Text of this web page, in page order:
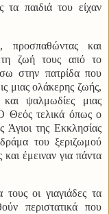
παιδιά του είχαν
προσπαθώντας και
τη ζωή τους από το
στην πατρίδα που
μιας ολάκερης ζωής,
ψαλμωδίες μιας
Θεός τελικά όπως ο
Άγιοι της Εκκλησίας
του ξεριζωμού
έμειναν για πάντα
τους οι γιαγιάδες τα
περιστατικά που